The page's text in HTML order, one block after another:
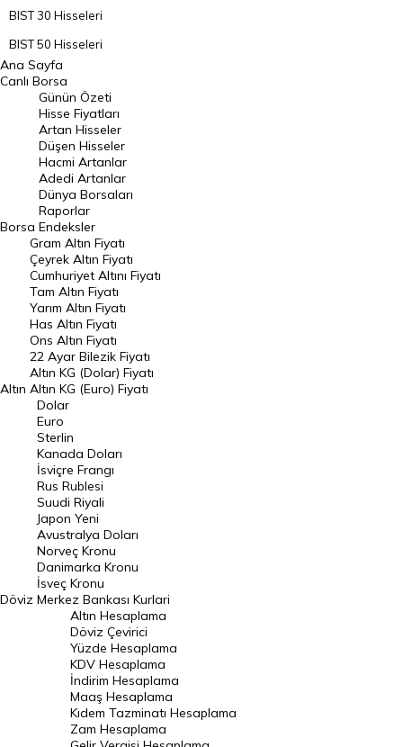
BIST 30 Hisseleri
BIST 50 Hisseleri
BIST 100 Hisseleri
En Çok Artan Hisseler
En Çok Düşen Hisseler
Hacmi Artanlar
Geçmiş Kapanışlar
Dünya Borsaları
Raporlar
Endeksler
DÖVİZ
Döviz Kuru
Dolar Kuru
Euro Kuru
Pound Kuru
Frank Kuru
Riyal Kuru
Avustralya Doları
Danimarka Kronu Kuru
Kanada Doları Kuru
Norveç Kronu Kuru
İsveç Kronu Kuru
Japon Yeni Kuru
Serbest Piyasa Döviz Kurları
Merkez Bankası Döviz Kurları
Ana Sayfa
Canlı Borsa
Borsa
Günün Özeti
Hisse Fiyatları
Artan Hisseler
Düşen Hisseler
Hacmi Artanlar
Adedi Artanlar
Dünya Borsaları
Raporlar
Endeksler
Altın
Gram Altın Fiyatı
Çeyrek Altın Fiyatı
Cumhuriyet Altını Fiyatı
Tam Altın Fiyatı
Yarım Altın Fiyatı
Has Altın Fiyatı
Ons Altın Fiyatı
22 Ayar Bilezik Fiyatı
Altın KG (Dolar) Fiyatı
Altın KG (Euro) Fiyatı
Döviz
Dolar
Euro
Sterlin
Kanada Doları
İsviçre Frangı
Rus Rublesi
Suudi Riyali
Japon Yeni
Avustralya Doları
Norveç Kronu
Danimarka Kronu
İsveç Kronu
Merkez Bankası Kurlari
Altın Hesaplama
Döviz Çevirici
Yüzde Hesaplama
KDV Hesaplama
İndirim Hesaplama
Maaş Hesaplama
Kıdem Tazminatı Hesaplama
Zam Hesaplama